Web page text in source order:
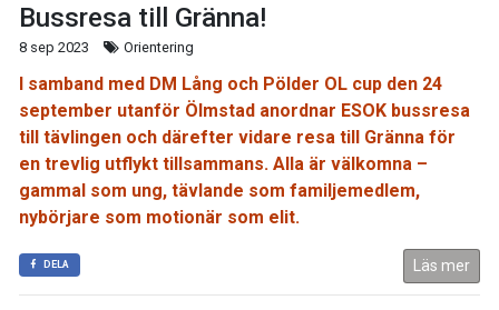
Bussresa till Gränna!
8 sep 2023 Orientering
I samband med DM Lång och Pölder OL cup den 24
september utanför Ölmstad anordnar ESOK bussresa
till tävlingen och därefter vidare resa till Gränna för
en trevlig utflykt tillsammans. Alla är välkomna –
gammal som ung, tävlande som familjemedlem,
nybörjare som motionär som elit.
DELA Läs mer